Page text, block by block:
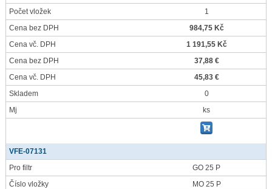
Počet vložek
1
Cena bez DPH
984,75 Kč
Cena vč. DPH
1 191,55 Kč
Cena bez DPH
37,88 €
Cena vč. DPH
45,83 €
Skladem
0
Mj
ks
VFE-07131
Pro filtr
GO 25 P
Číslo vložky
MO 25 P